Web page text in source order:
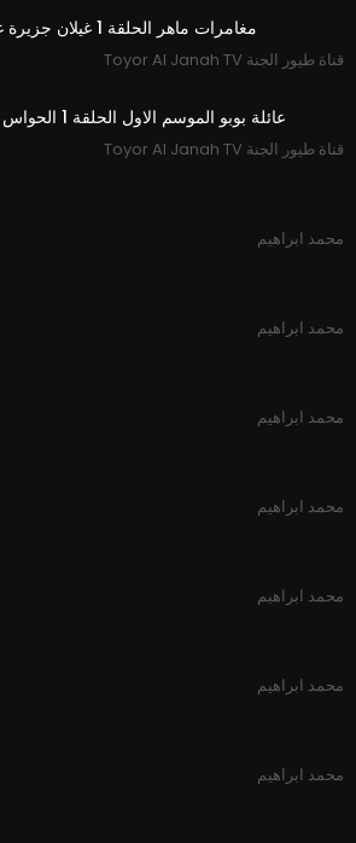
مغامرات ماهر الحلقة 1 غيلان جزيرة غاليون القبيحة طيور الجنة
Toyor Al Janah TV قناة طيور الجنة
عائلة بوبو الموسم الاول الحلقة 1 الحواس الخمس طيور الجنة 2011
Toyor Al Janah TV قناة طيور الجنة
محمد ابراهيم
محمد ابراهيم
محمد ابراهيم
محمد ابراهيم
محمد ابراهيم
محمد ابراهيم
محمد ابراهيم